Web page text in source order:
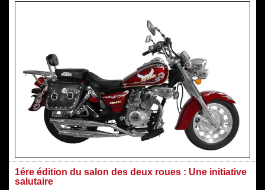
1ére édition du salon des deux roues : Une initiative
salutaire